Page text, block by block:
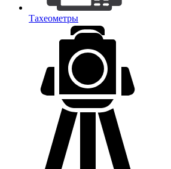
Тахеометры